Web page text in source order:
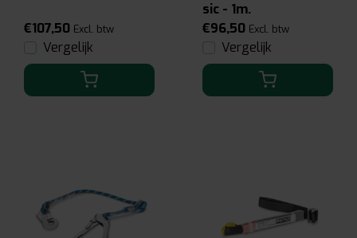
€107,50 Excl. btw
Vergelijk
sic - 1m.
€96,50 Excl. btw
Vergelijk